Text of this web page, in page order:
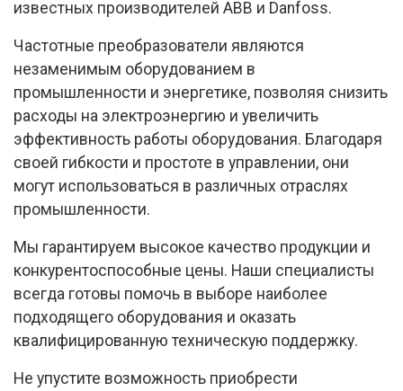
известных производителей ABB и Danfoss.
Частотные преобразователи являются
незаменимым оборудованием в
промышленности и энергетике, позволяя снизить
расходы на электроэнергию и увеличить
эффективность работы оборудования. Благодаря
своей гибкости и простоте в управлении, они
могут использоваться в различных отраслях
промышленности.
Мы гарантируем высокое качество продукции и
конкурентоспособные цены. Наши специалисты
всегда готовы помочь в выборе наиболее
подходящего оборудования и оказать
квалифицированную техническую поддержку.
Не упустите возможность приобрести